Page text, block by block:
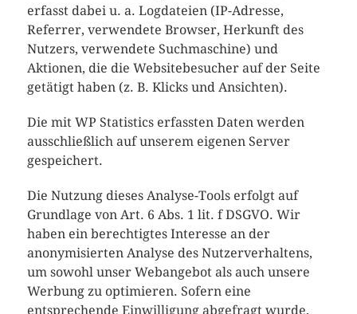
erfasst dabei u. a. Logdateien (IP-Adresse,
Referrer, verwendete Browser, Herkunft des
Nutzers, verwendete Suchmaschine) und
Aktionen, die die Websitebesucher auf der Seite
getätigt haben (z. B. Klicks und Ansichten).
Die mit WP Statistics erfassten Daten werden
ausschließlich auf unserem eigenen Server
gespeichert.
Die Nutzung dieses Analyse-Tools erfolgt auf
Grundlage von Art. 6 Abs. 1 lit. f DSGVO. Wir
haben ein berechtigtes Interesse an der
anonymisierten Analyse des Nutzerverhaltens,
um sowohl unser Webangebot als auch unsere
Werbung zu optimieren. Sofern eine
entsprechende Einwilligung abgefragt wurde,